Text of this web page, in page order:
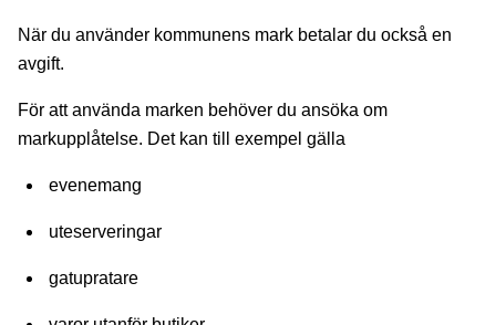
När du använder kommunens mark betalar du också en
avgift.
För att använda marken behöver du ansöka om
markupplåtelse. Det kan till exempel gälla
evenemang
uteserveringar
gatupratare